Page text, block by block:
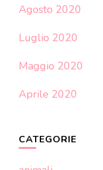
Agosto 2020
Luglio 2020
Maggio 2020
Aprile 2020
CATEGORIE